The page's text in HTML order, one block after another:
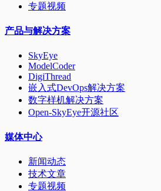
专题视频
产品与解决方案
SkyEye
ModelCoder
DigiThread
嵌入式DevOps解决方案
数字样机解决方案
Open-SkyEye开源社区
媒体中心
新闻动态
技术文章
专题视频